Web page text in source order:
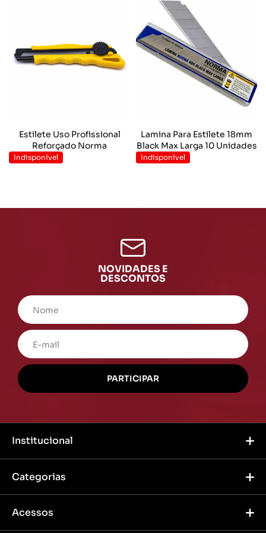
Estilete Uso Profissional
Reforçado Norma
Indisponível
Lamina Para Estilete 18mm
Black Max Larga 10 Unidades
Indisponível
NOVIDADES E
DESCONTOS
Institucional
Categorias
Acessos